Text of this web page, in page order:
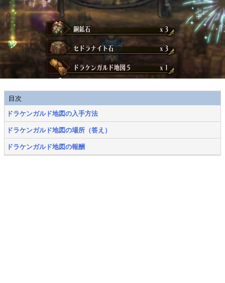
目次
ドラケンガルド地図の入手方法
ドラケンガルド地図の場所（答え）
ドラケンガルド地図の報酬